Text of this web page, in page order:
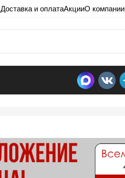
Доставка и оплатаАкцииО компании